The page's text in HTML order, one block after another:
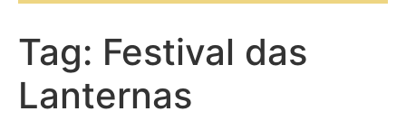
Tag: Festival das
Lanternas